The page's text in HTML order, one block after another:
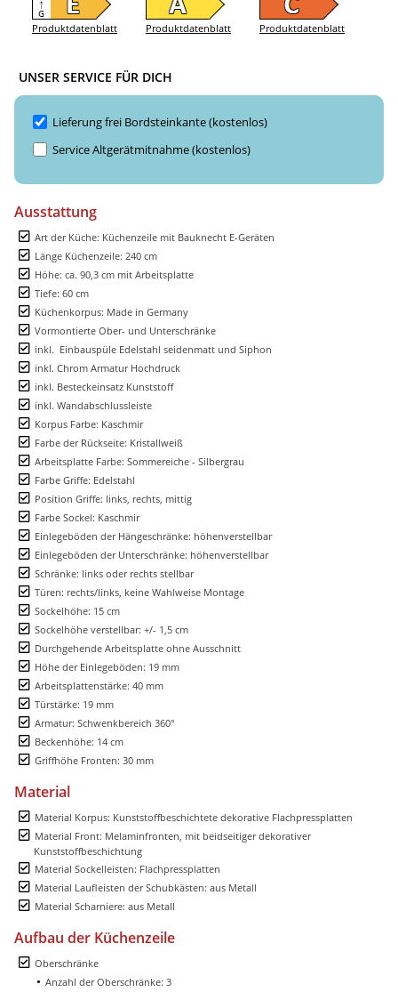
Produktdatenblatt Produktdatenblatt Produktdatenblatt
UNSER SERVICE FÜR DICH
Lieferung frei Bordsteinkante (kostenlos)
Service Altgerätmitnahme (kostenlos)
Ausstattung
Art der Küche: Küchenzeile mit Bauknecht E-Geräten
Länge Küchenzeile: 240 cm
Höhe: ca. 90,3 cm mit Arbeitsplatte
Tiefe: 60 cm
Küchenkorpus: Made in Germany
Vormontierte Ober- und Unterschränke
inkl. Einbauspüle Edelstahl seidenmatt und Siphon
inkl. Chrom Armatur Hochdruck
inkl. Besteckeinsatz Kunststoff
inkl. Wandabschlussleiste
Korpus Farbe: Kaschmir
Farbe der Rückseite: Kristallweiß
Arbeitsplatte Farbe: Sommereiche - Silbergrau
Farbe Griffe: Edelstahl
Position Griffe: links, rechts, mittig
Farbe Sockel: Kaschmir
Einlegeböden der Hängeschränke: höhenverstellbar
Einlegeböden der Unterschränke: höhenverstellbar
Schränke: links oder rechts stellbar
Türen: rechts/links, keine Wahlweise Montage
Sockelhöhe: 15 cm
Sockelhöhe verstellbar: +/- 1,5 cm
Durchgehende Arbeitsplatte ohne Ausschnitt
Höhe der Einlegeböden: 19 mm
Arbeitsplattenstärke: 40 mm
Türstärke: 19 mm
Armatur: Schwenkbereich 360°
Beckenhöhe: 14 cm
Griffhöhe Fronten: 30 mm
Material
Material Korpus: Kunststoffbeschichtete dekorative Flachpressplatten
Material Front: Melaminfronten, mit beidseitiger dekorativer
Kunststoffbeschichtung
Material Sockelleisten: Flachpressplatten
Material Laufleisten der Schubkästen: aus Metall
Material Scharniere: aus Metall
Aufbau der Küchenzeile
Oberschränke
Anzahl der Oberschränke: 3